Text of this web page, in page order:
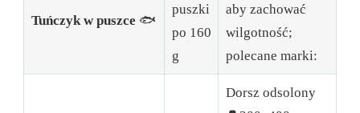
Tuńczyk w puszce 🐟
puszki
po 160
g
aby zachować
wilgotność;
polecane marki:
Dorsz odsolony